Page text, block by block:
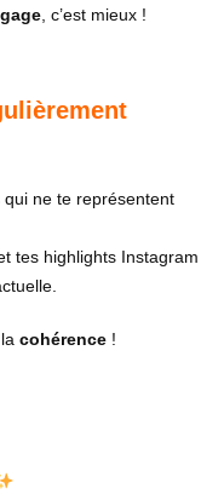
, c’est mieux !
ne te représentent
tes highlights Instagram
cohérence !